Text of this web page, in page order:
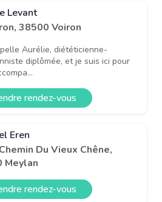
Levant
38500 Voiron
Aurélie, diététicienne-
diplômée, et je suis ici pour
rendez-vous
Eren
Du Vieux Chêne,
Meylan
rendez-vous